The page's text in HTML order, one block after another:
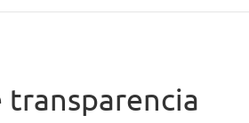
transparencia